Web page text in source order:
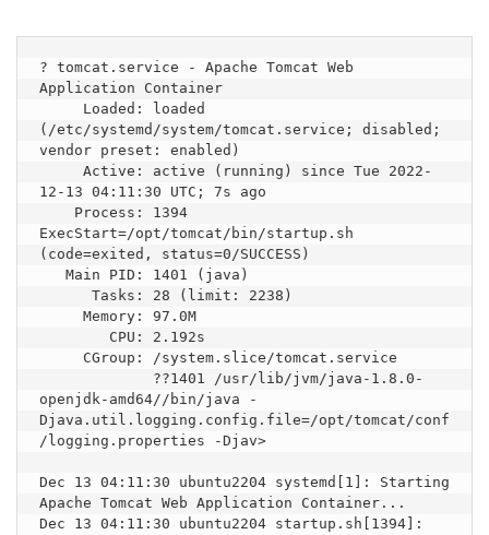
? tomcat.service - Apache Tomcat Web
Application Container
(/etc/systemd/system/tomcat.service; disabled;
vendor preset: enabled)
12-13 04:11:30 UTC; 7s ago
ExecStart=/opt/tomcat/bin/startup.sh
(code=exited, status=0/SUCCESS)
openjdk-amd64//bin/java -
Djava.util.logging.config.file=/opt/tomcat/conf
/logging.properties -Djav>
Dec 13 04:11:30 ubuntu2204 systemd[1]: Starting
Apache Tomcat Web Application Container...
Dec 13 04:11:30 ubuntu2204 startup.sh[1394]: